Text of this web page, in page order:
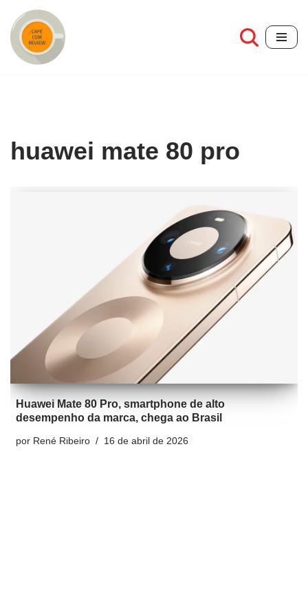
Pular
para
huawei mate 80 pro
Huawei Mate 80 Pro, smartphone de alto
desempenho da marca, chega ao Brasil
por René Ribeiro 16 de abril de 2026